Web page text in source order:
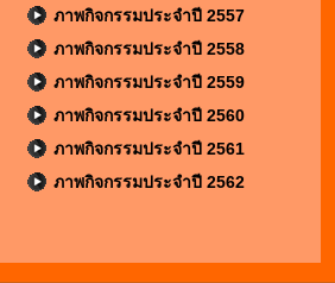
ภาพกิจกรรมประจำปี 2557
ภาพกิจกรรมประจำปี 2558
ภาพกิจกรรมประจำปี 2559
ภาพกิจกรรมประจำปี 2560
ภาพกิจกรรมประจำปี 2561
ภาพกิจกรรมประจำปี 2562